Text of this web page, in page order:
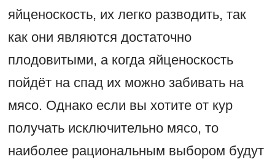
яйценоскость, их легко разводить, так
как они являются достаточно
плодовитыми, а когда яйценоскость
пойдёт на спад их можно забивать на
мясо. Однако если вы хотите от кур
получать исключительно мясо, то
наиболее рациональным выбором будут